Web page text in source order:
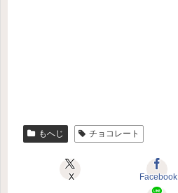
もへじ チョコレート
X Facebook